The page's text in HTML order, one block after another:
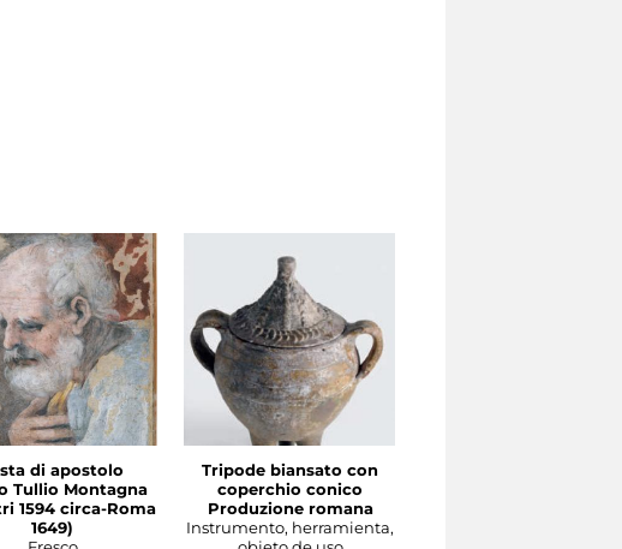
di apostolo
Tullio Montagna
1594 circa-Roma
1649)
Tripode biansato con
coperchio conico
Produzione romana
Instrumento, herramienta,